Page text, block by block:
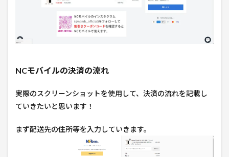
NCモバイルの決済の流れ
実際のスクリーンショットを使用して、決済の流れを記載し
ていきたいと思います！
まず配送先の住所等を入力していきます。